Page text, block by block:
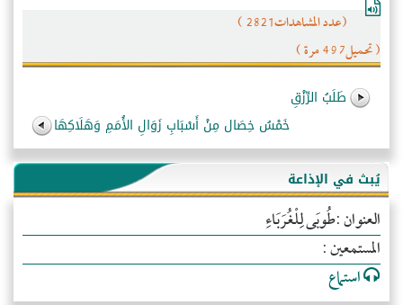
(عدد المشاهدات2821 )
( تحميل497 مرة )
طَلَبُ الرِّزْقِ
خَمْسُ خِصَال مِنْ أَسْبَابِ زَوَالِ الأُمَمِ وَهَلَاكِهَا
يُبث في الإذاعة
العنوان :طُوبَى لِلْغُرَبَاءِ
المستمعين :
استماع